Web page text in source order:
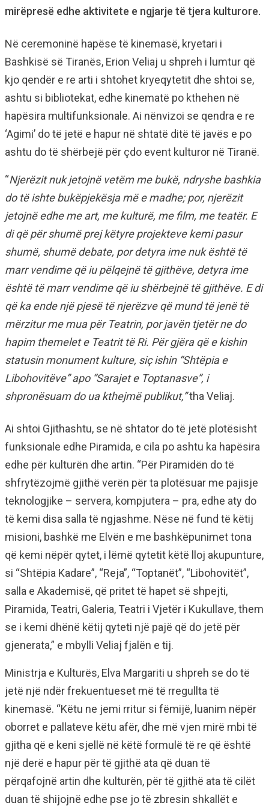
mirëpresë edhe aktivitete e ngjarje të tjera kulturore.
Në ceremoninë hapëse të kinemasë, kryetari i
Bashkisë së Tiranës, Erion Veliaj u shpreh i lumtur që
kjo qendër e re arti i shtohet kryeqytetit dhe shtoi se,
ashtu si bibliotekat, edhe kinematë po kthehen në
hapësira multifunksionale. Ai nënvizoi se qendra e re
‘Agimi’ do të jetë e hapur në shtatë ditë të javës e po
ashtu do të shërbejë për çdo event kulturor në Tiranë.
“Njerëzit nuk jetojnë vetëm me bukë, ndryshe bashkia
do të ishte bukëpjekësja më e madhe; por, njerëzit
jetojnë edhe me art, me kulturë, me film, me teatër. E
di që për shumë prej këtyre projekteve kemi pasur
shumë, shumë debate, por detyra ime nuk është të
marr vendime që iu pëlqejnë të gjithëve, detyra ime
është të marr vendime që iu shërbejnë të gjithëve. E di
që ka ende një pjesë të njerëzve që mund të jenë të
mërzitur me mua për Teatrin, por javën tjetër ne do
hapim themelet e Teatrit të Ri. Për gjëra që e kishin
statusin monument kulture, siç ishin “Shtëpia e
Libohovitëve” apo “Sarajet e Toptanasve”, i
shpronësuam do ua kthejmë publikut,”tha Veliaj.
Ai shtoi Gjithashtu, se në shtator do të jetë plotësisht
funksionale edhe Piramida, e cila po ashtu ka hapësira
edhe për kulturën dhe artin. “Për Piramidën do të
shfrytëzojmë gjithë verën për ta plotësuar me pajisje
teknologjike – servera, kompjutera – pra, edhe aty do
të kemi disa salla të ngjashme. Nëse në fund të këtij
misioni, bashkë me Elvën e me bashkëpunimet tona
që kemi nëpër qytet, i lëmë qytetit këtë lloj akupunture,
si “Shtëpia Kadare”, “Reja”, “Toptanët”, “Libohovitët”,
salla e Akademisë, që pritet të hapet së shpejti,
Piramida, Teatri, Galeria, Teatri i Vjetër i Kukullave, them
se i kemi dhënë këtij qyteti një pajë që do jetë për
gjenerata,” e mbylli Veliaj fjalën e tij.
Ministrja e Kulturës, Elva Margariti u shpreh se do të
jetë një ndër frekuentueset më të rregullta të
kinemasë. “Këtu ne jemi rritur si fëmijë, luanim nëpër
oborret e pallateve këtu afër, dhe më vjen mirë mbi të
gjitha që e keni sjellë në këtë formulë të re që është
një derë e hapur për të gjithë ata që duan të
përqafojnë artin dhe kulturën, për të gjithë ata të cilët
duan të shijojnë edhe pse jo të zbresin shkallët e